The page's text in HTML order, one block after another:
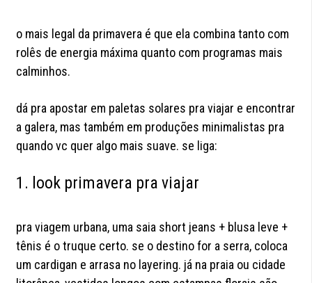
o mais legal da primavera é que ela combina tanto com
rolês de energia máxima quanto com programas mais
calminhos.
dá pra apostar em paletas solares pra viajar e encontrar
a galera, mas também em produções minimalistas pra
quando vc quer algo mais suave. se liga:
1. look primavera pra viajar
pra viagem urbana, uma saia short jeans + blusa leve +
tênis é o truque certo. se o destino for a serra, coloca
um cardigan e arrasa no layering. já na praia ou cidade